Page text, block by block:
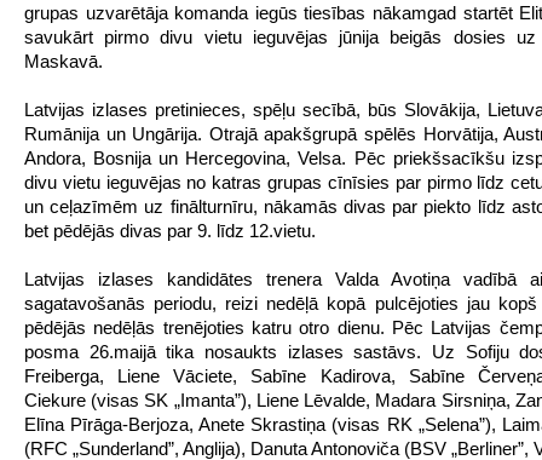
grupas uzvarētāja komanda iegūs tiesības nākamgad startēt
savukārt pirmo divu vietu ieguvējas jūnija beigās dosies uz
Maskavā.
Latvijas izlases pretinieces, spēļu secībā, būs Slovākija,
Rumānija un Ungārija. Otrajā apakšgrupā spēlēs Horvātija,
Andora, Bosnija un Hercegovina, Velsa. Pēc priekšsacīkšu
divu vietu ieguvējas no katras grupas cīnīsies par pirmo līdz
un ceļazīmēm uz finālturnīru, nākamās divas par piekto līdz
bet pēdējās divas par 9. līdz 12.vietu.
Latvijas izlases kandidātes trenera Valda Avotiņa vadībā
sagatavošanās periodu, reizi nedēļā kopā pulcējoties jau
pēdējās nedēļās trenējoties katru otro dienu. Pēc Latvijas
posma 26.maijā tika nosaukts izlases sastāvs. Uz Sofiju
Freiberga, Liene Vāciete, Sabīne Kadirova, Sabīne
Ciekure (visas SK „Imanta”), Liene Lēvalde, Madara Sirsniņa,
Elīna Pīrāga-Berjoza, Anete Skrastiņa (visas RK „Selena”),
(RFC „Sunderland”, Anglija), Danuta Antonoviča (BSV „Berliner”,